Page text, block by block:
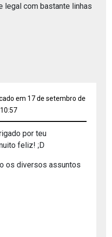
legal com bastante linhas
em 17 de setembro de
por teu
feliz! ;D
os diversos assuntos